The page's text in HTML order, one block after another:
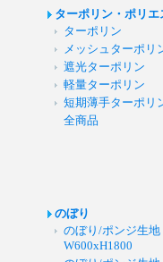
ターポリン・ポリエ
ターポリン
メッシュターポリ
遮光ターポリン
軽量ターポリン
短期薄手ターポリ
全商品
のぼり
のぼり/ポンジ生
W600xH1800